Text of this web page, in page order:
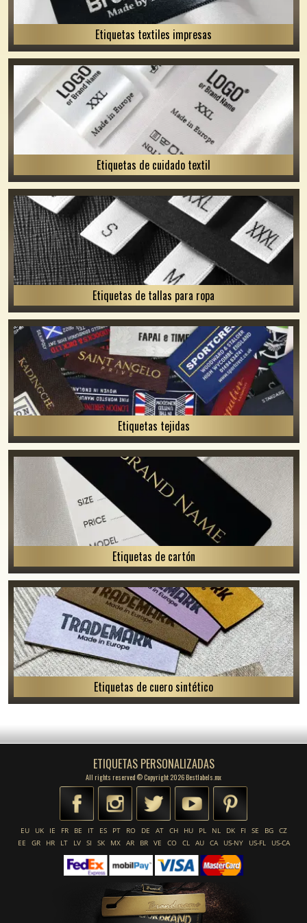
Etiquetas textiles impresas
Etiquetas de cuidado textil
Etiquetas de tallas para ropa
Etiquetas tejidas
Etiquetas de cartón
Etiquetas de cuero sintético
ETIQUETAS PERSONALIZADAS
All rights reserved © Copyright 2026 Bestlabels.mx
EU UK IE FR BE IT ES PT RO DE AT CH HU PL NL DK FI SE BG
CZ
EE
GR HR LT LV SI SK MX AR BR VE CO CL AU CA US-NY US-FL US-CA